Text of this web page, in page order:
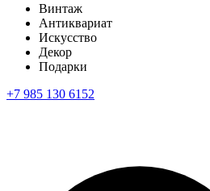
Винтаж
Антиквариат
Искусство
Декор
Подарки
+7 985 130 6152